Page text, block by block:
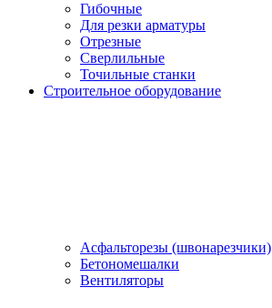
Гибочные
Для резки арматуры
Отрезные
Сверлильные
Точильные станки
Строительное оборудование
Асфальторезы (швонарезчики)
Бетономешалки
Вентиляторы